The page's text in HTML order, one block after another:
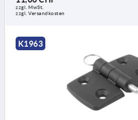
zzgl. MwSt.
zzgl. Versandkosten
K1963